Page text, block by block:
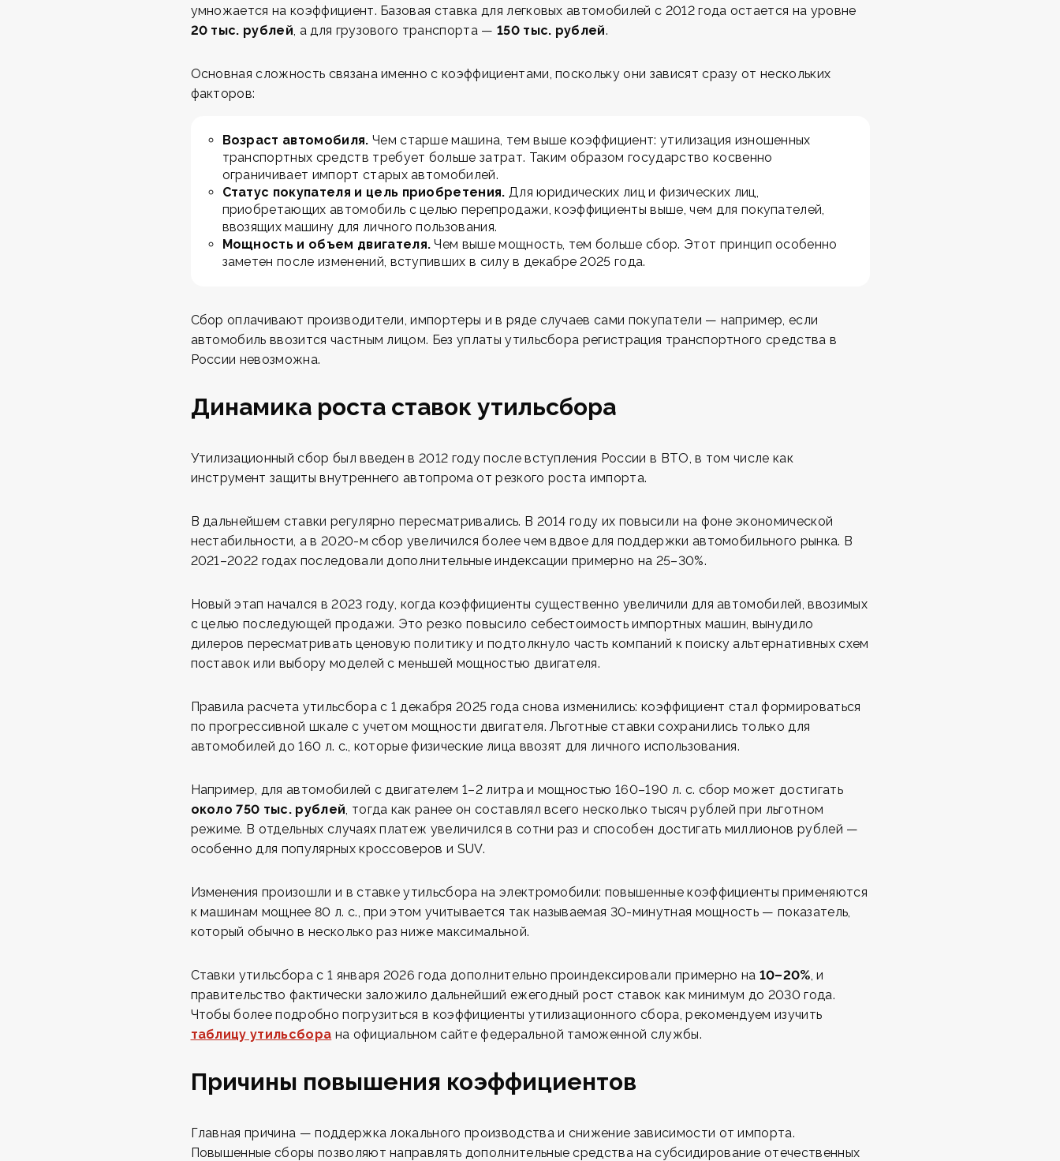
умножается на коэффициент. Базовая ставка для легковых автомобилей с 2012 года остается на уровне
20 тыс. рублей, а для грузового транспорта — 150 тыс. рублей.
Основная сложность связана именно с коэффициентами, поскольку они зависят сразу от нескольких
факторов:
Возраст автомобиля. Чем старше машина, тем выше коэффициент: утилизация изношенных
транспортных средств требует больше затрат. Таким образом государство косвенно
ограничивает импорт старых автомобилей.
Статус покупателя и цель приобретения. Для юридических лиц и физических лиц,
приобретающих автомобиль с целью перепродажи, коэффициенты выше, чем для покупателей,
ввозящих машину для личного пользования.
Мощность и объем двигателя. Чем выше мощность, тем больше сбор. Этот принцип особенно
заметен после изменений, вступивших в силу в декабре 2025 года.
Сбор оплачивают производители, импортеры и в ряде случаев сами покупатели — например, если
автомобиль ввозится частным лицом. Без уплаты утильсбора регистрация транспортного средства в
России невозможна.
Динамика роста ставок утильсбора
Утилизационный сбор был введен в 2012 году после вступления России в ВТО, в том числе как
инструмент защиты внутреннего автопрома от резкого роста импорта.
В дальнейшем ставки регулярно пересматривались. В 2014 году их повысили на фоне экономической
нестабильности, а в 2020-м сбор увеличился более чем вдвое для поддержки автомобильного рынка. В
2021–2022 годах последовали дополнительные индексации примерно на 25–30%.
Новый этап начался в 2023 году, когда коэффициенты существенно увеличили для автомобилей, ввозимых
с целью последующей продажи. Это резко повысило себестоимость импортных машин, вынудило
дилеров пересматривать ценовую политику и подтолкнуло часть компаний к поиску альтернативных схем
поставок или выбору моделей с меньшей мощностью двигателя.
Правила расчета утильсбора с 1 декабря 2025 года снова изменились: коэффициент стал формироваться
по прогрессивной шкале с учетом мощности двигателя. Льготные ставки сохранились только для
автомобилей до 160 л. с., которые физические лица ввозят для личного использования.
Например, для автомобилей с двигателем 1–2 литра и мощностью 160–190 л. с. сбор может достигать
около 750 тыс. рублей, тогда как ранее он составлял всего несколько тысяч рублей при льготном
режиме. В отдельных случаях платеж увеличился в сотни раз и способен достигать миллионов рублей —
особенно для популярных кроссоверов и SUV.
Изменения произошли и в ставке утильсбора на электромобили: повышенные коэффициенты применяются
к машинам мощнее 80 л. с., при этом учитывается так называемая 30-минутная мощность — показатель,
который обычно в несколько раз ниже максимальной.
Ставки утильсбора с 1 января 2026 года дополнительно проиндексировали примерно на 10–20%, и
правительство фактически заложило дальнейший ежегодный рост ставок как минимум до 2030 года.
Чтобы более подробно погрузиться в коэффициенты утилизационного сбора, рекомендуем изучить
таблицу утильсбора на официальном сайте федеральной таможенной службы.
Причины повышения коэффициентов
Главная причина — поддержка локального производства и снижение зависимости от импорта.
Повышенные сборы позволяют направлять дополнительные средства на субсидирование отечественных